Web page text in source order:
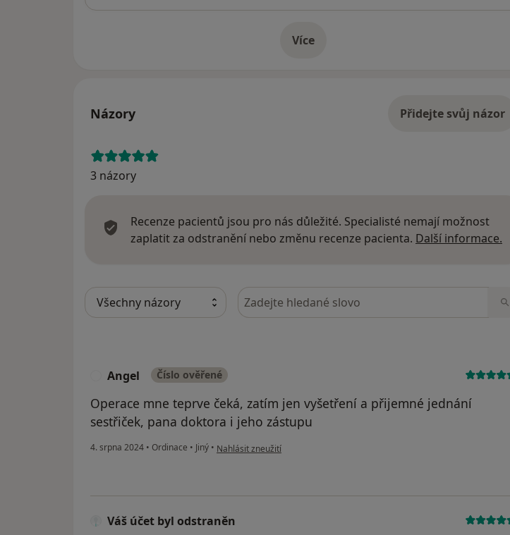
Víceo adrese
Názory Přidejte svůj názor
3 názory
Recenze pacientů jsou pro nás důležité. Specialisté nemají možnost
zaplatit za odstranění nebo změnu recenze pacienta. Další informace.
Hledejte v názorech
Angel Číslo ověřené
Operace mne teprve čeká, zatím jen vyšetření a přijemné jednání
sestřiček, pana doktora i jeho zástupu
4. srpna 2024 • Ordinace • Jiný • podle názoru uživatele Angel
Nahlásit zneužití
Váš účet byl odstraněn